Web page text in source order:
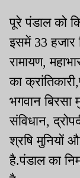
पूरे पंडाल को
इसमें 33 हजार
रामायण,
का
भगवान बिरसा
संविधान,
श्रषि मुनियों
है.पंडाल का